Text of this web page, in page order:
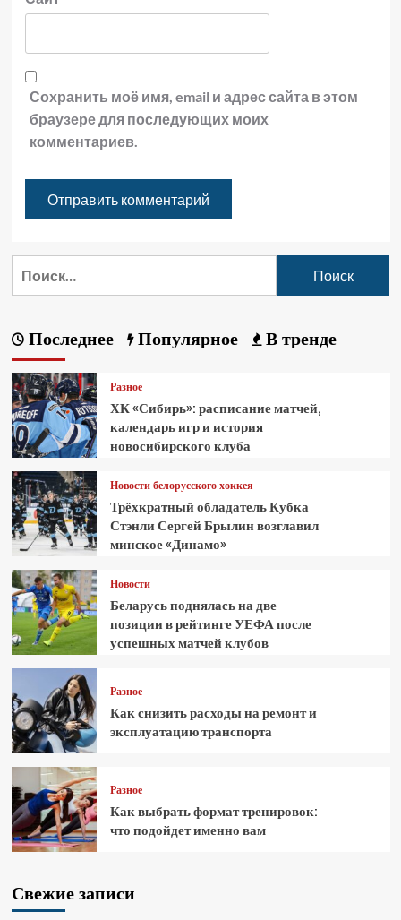
Сохранить моё имя, email и адрес сайта в этом
браузере для последующих моих
комментариев.
Последнее Популярное В тренде
Разное
ХК «Сибирь»: расписание матчей,
календарь игр и история
новосибирского клуба
Новости белорусского хоккея
Трёхкратный обладатель Кубка
Стэнли Сергей Брылин возглавил
минское «Динамо»
Новости
Беларусь поднялась на две
позиции в рейтинге УЕФА после
успешных матчей клубов
Разное
Как снизить расходы на ремонт и
эксплуатацию транспорта
Разное
Как выбрать формат тренировок:
что подойдет именно вам
Свежие записи